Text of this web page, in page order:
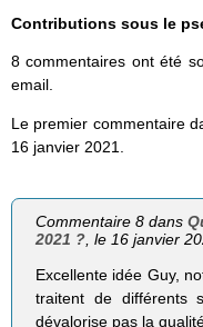
Contributions sous le
8 commentaires ont été
email.
Le premier commentaire
16 janvier 2021.
Commentaire 8 dans
2021 ?, le 16 janvier
Excellente idée Guy,
traitent de différents
dévalorise pas la